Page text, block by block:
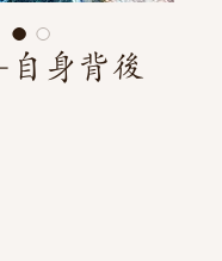
身背後